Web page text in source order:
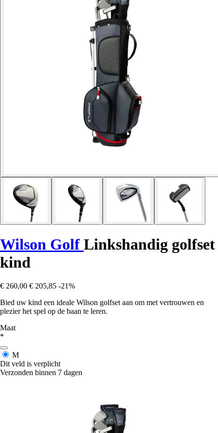
Wilson Golf Linkshandig golfset
kind
€ 260,00 € 205,85 -21%
Bied uw kind een ideale Wilson golfset aan om met vertrouwen en
plezier het spel op de baan te leren.
Maat
*
M
Dit veld is verplicht
Verzonden binnen 7 dagen